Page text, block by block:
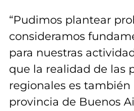
“Pudimos plantear
consideramos
para nuestras
que la realidad de las
regionales es también
provincia de Buenos